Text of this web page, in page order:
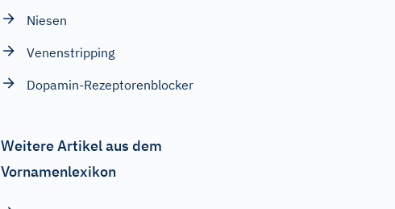
Niesen
Venenstripping
Dopamin-Rezeptorenblocker
Weitere Artikel aus dem
Vornamenlexikon